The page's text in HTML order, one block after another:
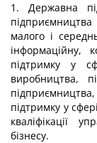
1. Державна
малого і
інформаційну,
підтримку у
виробництва,
підтримку у
кваліфікації
бізнесу.